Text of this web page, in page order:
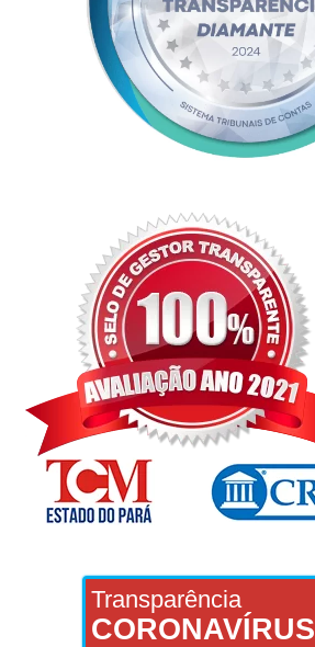
Transparência
CORONAVÍRUS